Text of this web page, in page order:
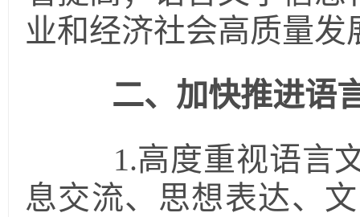
业和经济社会高质量
二、加快推进语
1.高度重视语言文
息交流、思想表达、